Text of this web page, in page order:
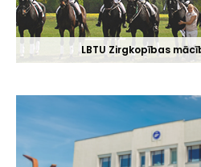
LBTU Zirgkopības